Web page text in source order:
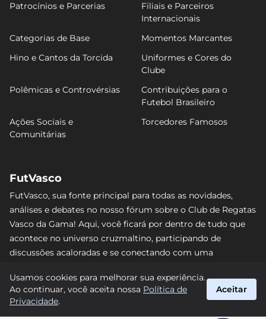
Patrocínios e Parcerias
Filiais e Parceiros
Internacionais
Categorias de Base
Momentos Marcantes
Hino e Cantos da Torcida
Uniformes e Cores do
Clube
Polêmicas e Controvérsias
Contribuições para o
Futebol Brasileiro
Ações Sociais e
Comunitárias
Torcedores Famosos
FutVasco
FutVasco, sua fonte principal para todas as novidades,
análises e debates no nosso fórum sobre o Club de Regatas
Vasco da Gama! Aqui, você ficará por dentro de tudo que
acontece no universo cruzmaltino, participando de
discussões acaloradas e se conectando com uma
nenhum lance e acompanhe de perto o caminho do Vasco
rumo às vitórias! #Vasco #FutVasco
Usamos cookies para melhorar sua experiência.
Ao continuar, você aceita nossa Política de
Privacidade.
Aceitar